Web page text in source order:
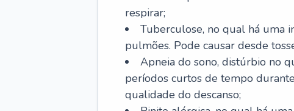
respirar;
Tuberculose, no qual há uma
pulmões. Pode causar desde
Apneia do sono, distúrbio no
períodos curtos de tempo
qualidade do descanso;